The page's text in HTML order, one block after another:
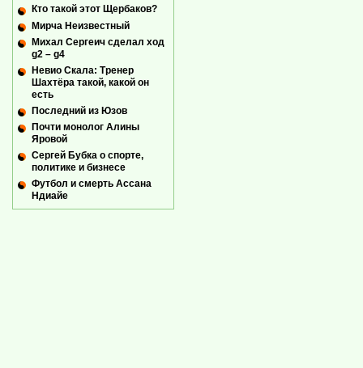
Кто такой этот Щербаков?
Мирча Неизвестный
Михал Сергеич сделал ход
g2 – g4
Невио Скала: Тренер
Шахтёра такой, какой он
есть
Последний из Юзов
Почти монолог Алины
Яровой
Сергей Бубка о спорте,
политике и бизнесе
Футбол и смерть Ассана
Ндиайе